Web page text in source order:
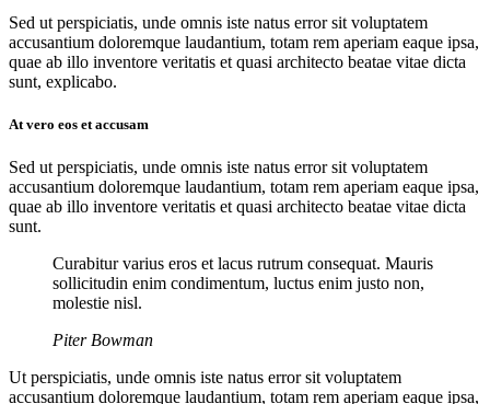
Sed ut perspiciatis, unde omnis iste natus error sit voluptatem
accusantium doloremque laudantium, totam rem aperiam eaque ipsa,
quae ab illo inventore veritatis et quasi architecto beatae vitae dicta
sunt, explicabo.
At vero eos et accusam
Sed ut perspiciatis, unde omnis iste natus error sit voluptatem
accusantium doloremque laudantium, totam rem aperiam eaque ipsa,
quae ab illo inventore veritatis et quasi architecto beatae vitae dicta
sunt.
Curabitur varius eros et lacus rutrum consequat. Mauris
sollicitudin enim condimentum, luctus enim justo non,
molestie nisl.
Piter Bowman
Ut perspiciatis, unde omnis iste natus error sit voluptatem
accusantium doloremque laudantium, totam rem aperiam eaque ipsa,